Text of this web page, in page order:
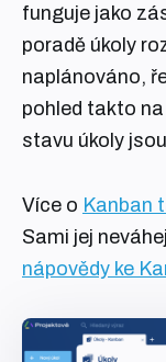
funguje jako
poradě úkoly
naplánováno,
pohled takto
stavu úkoly
Více o Kanban
Sami jej
nápovědy ke